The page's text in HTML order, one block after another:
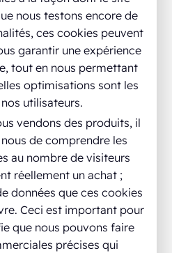
nous testons encore de
ces cookies peuvent
garantir une expérience
tout en nous permettant
optimisations sont les
utilisateurs.
vendons des produits, il
de comprendre les
au nombre de visiteurs
réellement un achat ;
données que ces cookies
Ceci est important pour
que nous pouvons faire
précises qui